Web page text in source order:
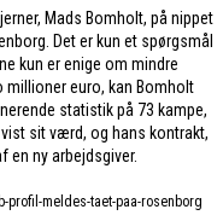
Mads Bomholt, på nippet
Det er kun et spørgsmål
kun er enige om mindre
millioner euro, kan Bomholt
statistik på 73 kampe,
sit værd, og hans kontrakt,
en ny arbejdsgiver.
profil-meldes-taet-paa-rosenborg